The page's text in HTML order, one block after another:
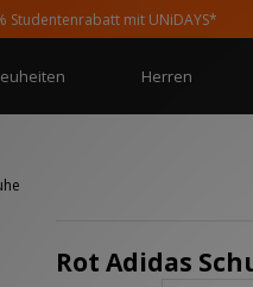
mit UNiDAYS*
Herren
Rot Adidas